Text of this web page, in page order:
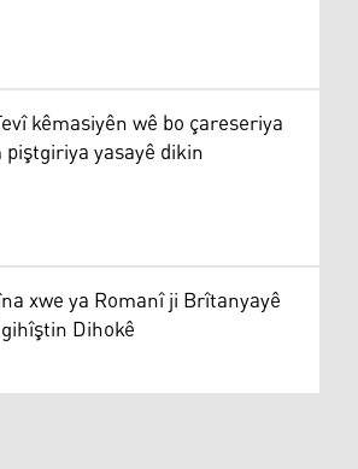
kêmasiyên wê bo çareseriya
yasayê dikin
xwe ya Romanî ji Brîtanyayê
Dihokê